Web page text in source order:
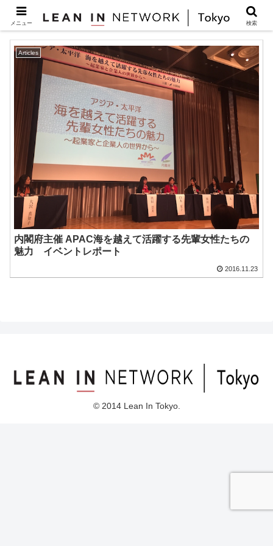
男女共同参画
Articles
内閣府主催 APAC海を越えて活躍する先輩女性たちの
魅力 イベントレポート
2016.11.23
© 2014 Lean In Tokyo.
メニュー 検索